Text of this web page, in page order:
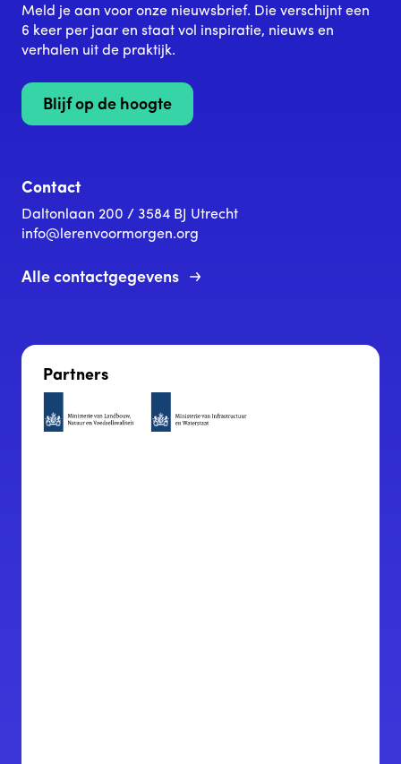
Meld je aan voor onze nieuwsbrief. Die verschijnt een
6 keer per jaar en staat vol inspiratie, nieuws en
verhalen uit de praktijk.
Blijf op de hoogte
Contact
Daltonlaan 200 / 3584 BJ Utrecht
info@lerenvoormorgen.org
Alle contactgegevens
Partners